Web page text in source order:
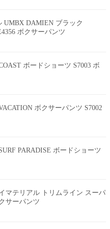
UMBX DAMIEN ブラック
ボクサーパンツ
ボードショーツ S7003 ボ
ボクサーパンツ S7002
PARADISE ボードショーツ
マテリアル トリムライン スーパ
サーパンツ